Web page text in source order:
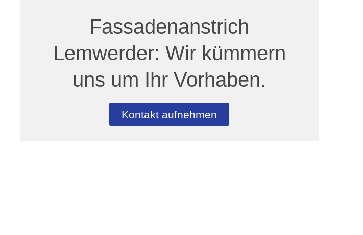
Fassadenanstrich
Lemwerder: Wir kümmern
uns um Ihr Vorhaben.
Kontakt aufnehmen